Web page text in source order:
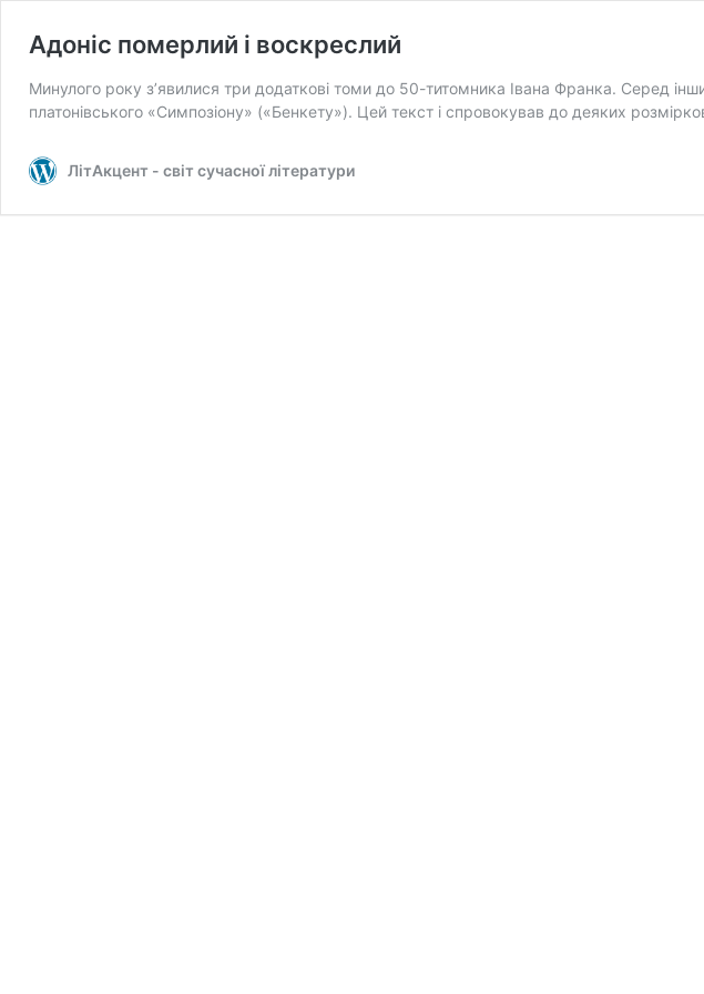
Адоніс померлий і воскреслий
Минулого року з’явилися три додаткові томи до 50-титомника Івана Франка. Серед
платонівського «Симпозіону» («Бенкету»). Цей текст і спровокував до деяких
ЛітАкцент - світ сучасної літератури